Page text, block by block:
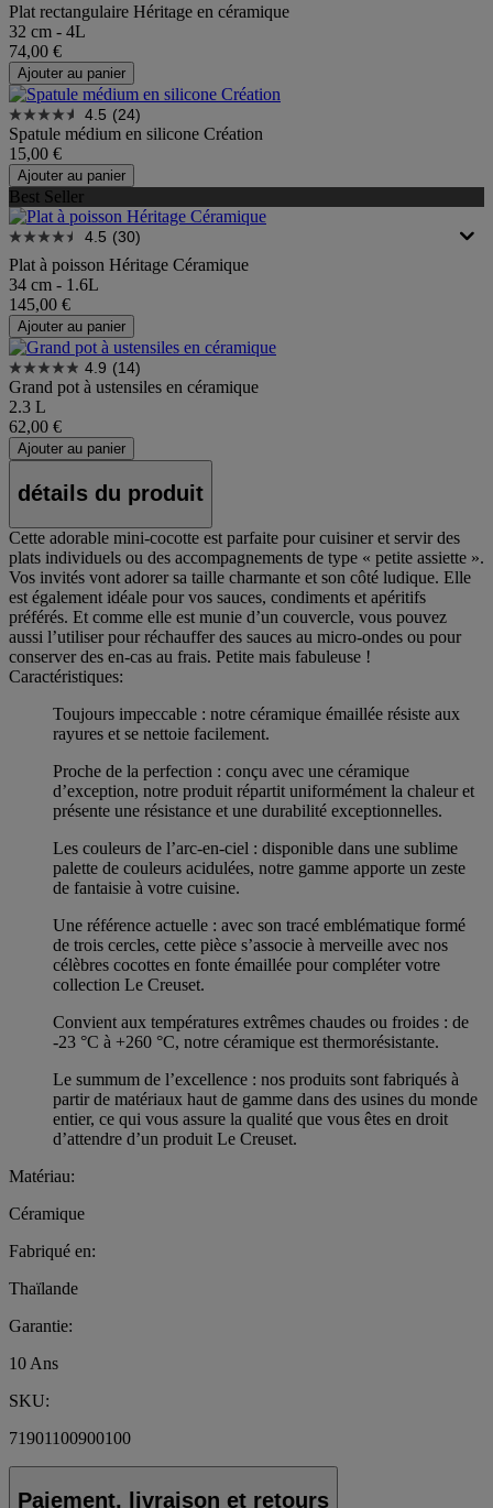
Plat rectangulaire Héritage en céramique
32 cm - 4L
74,00 €
Ajouter au panier
4.5 (24)
Spatule médium en silicone Création
15,00 €
Ajouter au panier
Best Seller
4.5 (30)
Plat à poisson Héritage Céramique
34 cm - 1.6L
145,00 €
Ajouter au panier
4.9 (14)
Grand pot à ustensiles en céramique
2.3 L
62,00 €
Ajouter au panier
détails du produit
Cette adorable mini-cocotte est parfaite pour cuisiner et servir des
plats individuels ou des accompagnements de type « petite assiette ».
Vos invités vont adorer sa taille charmante et son côté ludique. Elle
est également idéale pour vos sauces, condiments et apéritifs
préférés. Et comme elle est munie d’un couvercle, vous pouvez
aussi l’utiliser pour réchauffer des sauces au micro-ondes ou pour
conserver des en-cas au frais. Petite mais fabuleuse !
Caractéristiques:
Toujours impeccable : notre céramique émaillée résiste aux
rayures et se nettoie facilement.
Proche de la perfection : conçu avec une céramique
d’exception, notre produit répartit uniformément la chaleur et
présente une résistance et une durabilité exceptionnelles.
Les couleurs de l’arc-en-ciel : disponible dans une sublime
palette de couleurs acidulées, notre gamme apporte un zeste
de fantaisie à votre cuisine.
Une référence actuelle : avec son tracé emblématique formé
de trois cercles, cette pièce s’associe à merveille avec nos
célèbres cocottes en fonte émaillée pour compléter votre
collection Le Creuset.
Convient aux températures extrêmes chaudes ou froides : de
-23 °C à +260 °C, notre céramique est thermorésistante.
Le summum de l’excellence : nos produits sont fabriqués à
partir de matériaux haut de gamme dans des usines du monde
entier, ce qui vous assure la qualité que vous êtes en droit
d’attendre d’un produit Le Creuset.
Matériau:
Céramique
Fabriqué en:
Thaïlande
Garantie:
10 Ans
SKU:
71901100900100
Paiement, livraison et retours